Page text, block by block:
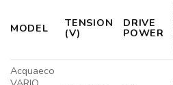
MODEL TENSION
(V)
DRIVE
POWER
Acquaeco